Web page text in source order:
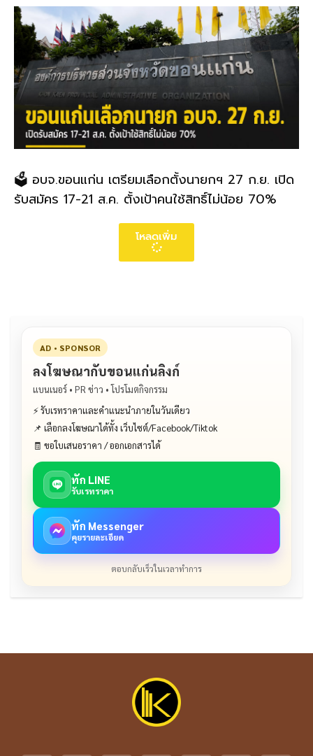
🗳️ อบจ.ขอนแก่น เตรียมเลือกตั้งนายกฯ 27 ก.ย. เปิด
รับสมัคร 17-21 ส.ค. ตั้งเป้าคนใช้สิทธิ์ไม่น้อย 70%
โหลดเพิ่ม
AD • SPONSOR
ลงโฆษณากับขอนแก่นลิงก์
แบนเนอร์ • PR ข่าว • โปรโมตกิจกรรม
⚡ รับเรทราคาและคำแนะนำภายในวันเดียว
📌 เลือกลงโฆษณาได้ทั้ง เว็บไซต์/Facebook/Tiktok
🧾 ขอใบเสนอราคา / ออกเอกสารได้
ทัก LINE
รับเรทราคา
ทัก Messenger
คุยรายละเอียด
ตอบกลับเร็วในเวลาทำการ